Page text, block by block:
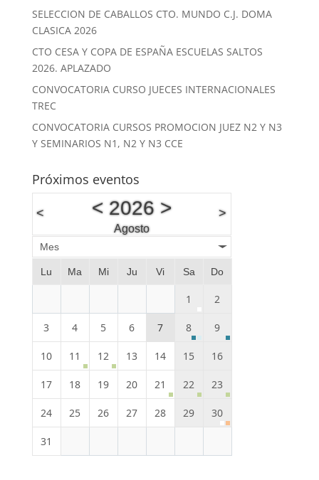
SELECCION DE CABALLOS CTO. MUNDO C.J. DOMA
CLASICA 2026
CTO CESA Y COPA DE ESPAÑA ESCUELAS SALTOS
2026. APLAZADO
CONVOCATORIA CURSO JUECES INTERNACIONALES
TREC
CONVOCATORIA CURSOS PROMOCION JUEZ N2 Y N3
Y SEMINARIOS N1, N2 Y N3 CCE
Próximos eventos
< < 2026>
Agosto
>
Mes
Lu Ma Mi Ju Vi Sa Do
1 2
3 4 5 6 7 8 9
10 11 12 13 14 15 16
17 18 19 20 21 22 23
24 25 26 27 28 29 30
31